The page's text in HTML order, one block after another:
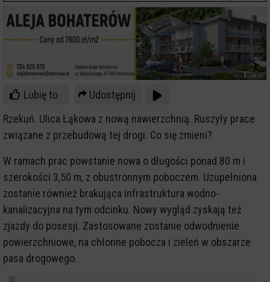
Lubię to
Udostępnij
Rzekuń. Ulica Łąkowa z nową nawierzchnią. Ruszyły prace
związane z przebudową tej drogi. Co się zmieni?
W ramach prac powstanie nowa o długości ponad 80 m i
szerokości 3,50 m, z obustronnym poboczem. Uzupełniona
zostanie również brakująca infrastruktura wodno-
kanalizacyjna na tym odcinku. Nowy wygląd zyskają też
zjazdy do posesji. Zastosowane zostanie odwodnienie
powierzchniowe, na chłonne pobocza i zieleń w obszarze
pasa drogowego.